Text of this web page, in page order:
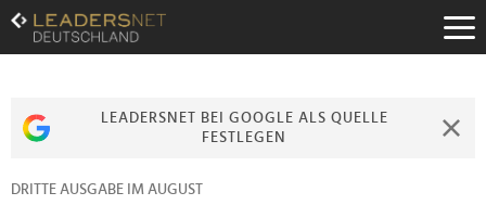
Zum
Inhalt
Zur
Zur
LEADERSNET BEI GOOGLE ALS QUELLE
FESTLEGEN
DRITTE AUSGABE IM AUGUST